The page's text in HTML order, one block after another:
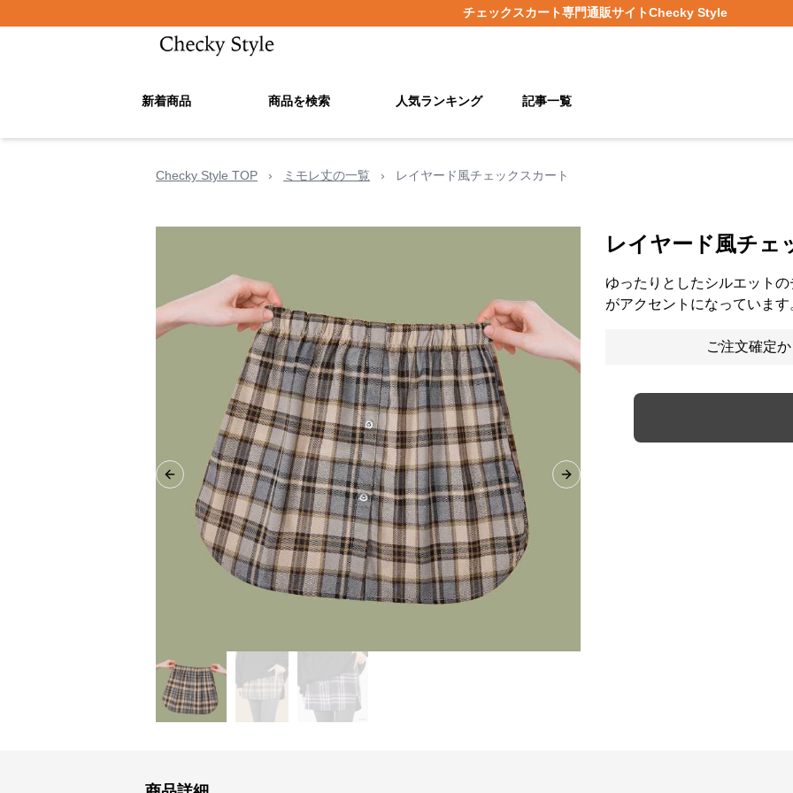
チェックスカート専門通販サイトChecky Style
新着商品 商品を検索 人気ランキング 記事一覧
Checky Style TOP › ミモレ丈の一覧 › レイヤード風チェックスカート
Previous slide Next slide
レイヤード風チェ
ゆったりとしたシルエット
がアクセントになっています
ご注文確定